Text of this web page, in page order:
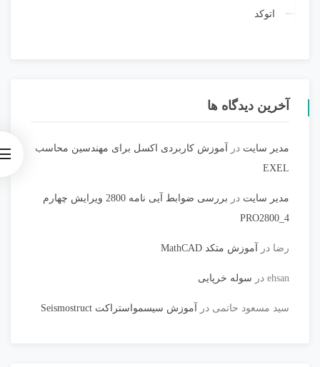
اتوکد
آخرین دیدگاه ها
مدیر سایت در
آموزش کاربردی اکسل برای مهندسین محاسب
EXEL
مدیر سایت در
بررسی ضوابط آیی نامه 2800 ویرایش چهارم
PRO2800_4
رضا در آموزش متکد MathCAD
ehsan در سوله خرپایی
سید مسعود حاتمی در آموزش سیسمواستراکت Seismostruct